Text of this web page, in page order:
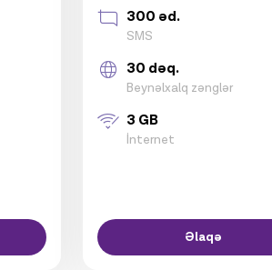
300 əd.
SMS
30 dəq.
Beynəlxalq zənglər
3 GB
İnternet
Əlaqə